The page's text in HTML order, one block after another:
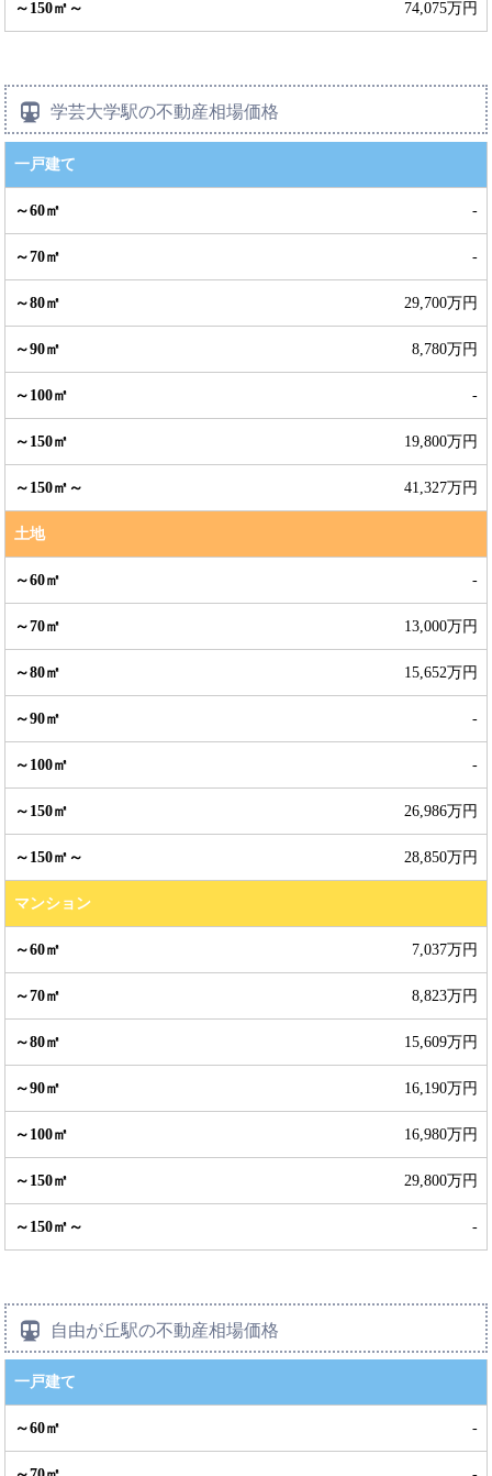
74,075万円
学芸大学駅の不動産相場価格
一戸建て
-
-
29,700万円
8,780万円
-
19,800万円
41,327万円
土地
-
13,000万円
15,652万円
-
-
26,986万円
28,850万円
マンション
7,037万円
8,823万円
15,609万円
16,190万円
16,980万円
29,800万円
-
自由が丘駅の不動産相場価格
一戸建て
-